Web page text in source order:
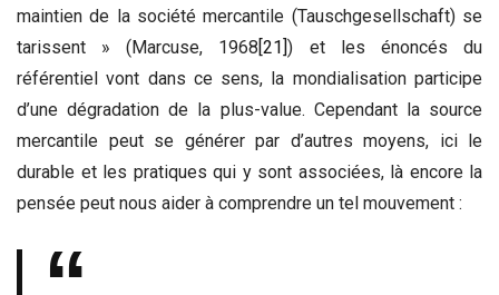
maintien de la société mercantile (Tauschgesellschaft) se
tarissent » (Marcuse, 1968[21]) et les énoncés du
référentiel vont dans ce sens, la mondialisation participe
d’une dégradation de la plus-value. Cependant la source
mercantile peut se générer par d’autres moyens, ici le
durable et les pratiques qui y sont associées, là encore la
pensée peut nous aider à comprendre un tel mouvement :